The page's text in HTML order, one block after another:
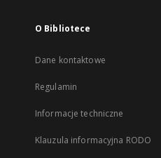
O Bibliotece
Dane kontaktowe
Regulamin
Informacje techniczne
Klauzula informacyjna RODO